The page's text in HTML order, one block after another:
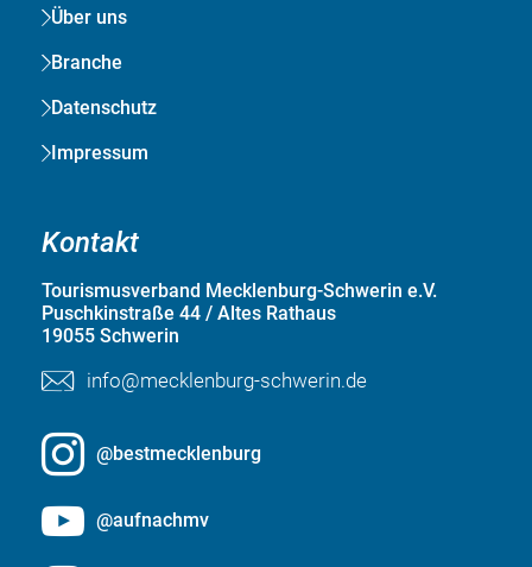
Über uns
Branche
Datenschutz
Impressum
Kontakt
Tourismusverband Mecklenburg-Schwerin e.V.
Puschkinstraße 44 / Altes Rathaus
19055 Schwerin
info@mecklenburg-schwerin.de
@bestmecklenburg
@aufnachmv